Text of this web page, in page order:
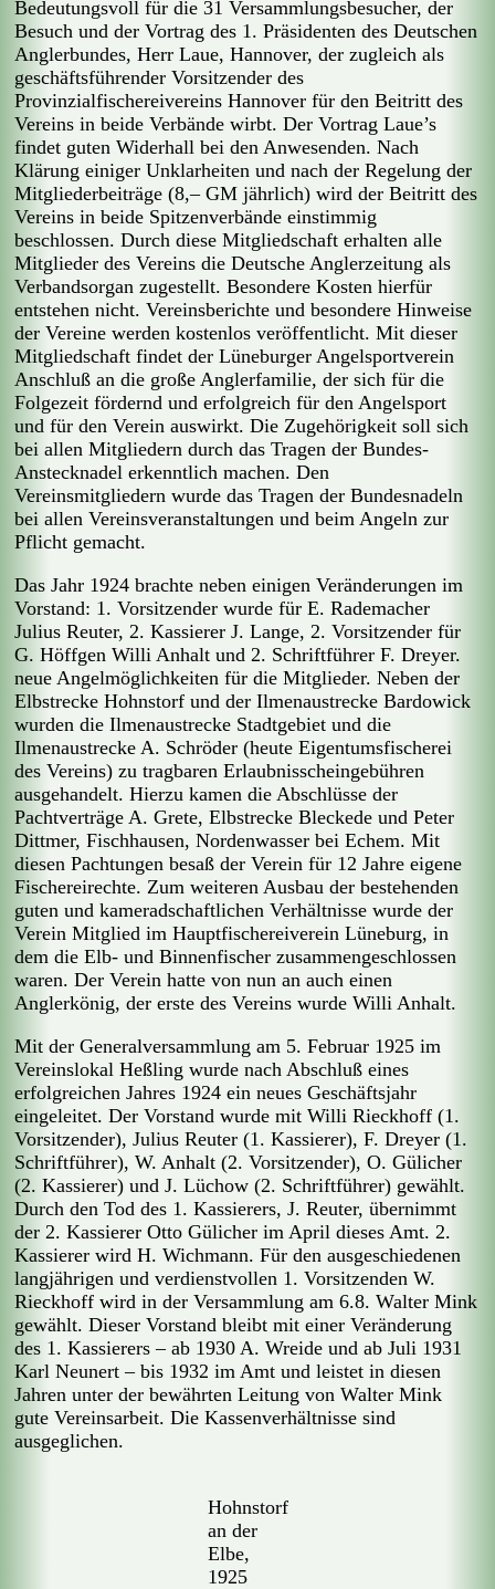
Bedeutungsvoll für die 31 Versammlungsbesucher, der
Besuch und der Vortrag des 1. Präsidenten des Deutschen
Anglerbundes, Herr Laue, Hannover, der zugleich als
geschäftsführender Vorsitzender des
Provinzialfischereivereins Hannover für den Beitritt des
Vereins in beide Verbände wirbt. Der Vortrag Laue’s
findet guten Widerhall bei den Anwesenden. Nach
Klärung einiger Unklarheiten und nach der Regelung der
Mitgliederbeiträge (8,– GM jährlich) wird der Beitritt des
Vereins in beide Spitzenverbände einstimmig
beschlossen. Durch diese Mitgliedschaft erhalten alle
Mitglieder des Vereins die Deutsche Anglerzeitung als
Verbandsorgan zugestellt. Besondere Kosten hierfür
entstehen nicht. Vereinsberichte und besondere Hinweise
der Vereine werden kostenlos veröffentlicht. Mit dieser
Mitgliedschaft findet der Lüneburger Angelsportverein
Anschluß an die große Anglerfamilie, der sich für die
Folgezeit fördernd und erfolgreich für den Angelsport
und für den Verein auswirkt. Die Zugehörigkeit soll sich
bei allen Mitgliedern durch das Tragen der Bundes-
Anstecknadel erkenntlich machen. Den
Vereinsmitgliedern wurde das Tragen der Bundesnadeln
bei allen Vereinsveranstaltungen und beim Angeln zur
Pflicht gemacht.
Das Jahr 1924 brachte neben einigen Veränderungen im
Vorstand: 1. Vorsitzender wurde für E. Rademacher
Julius Reuter, 2. Kassierer J. Lange, 2. Vorsitzender für
G. Höffgen Willi Anhalt und 2. Schriftführer F. Dreyer.
neue Angelmöglichkeiten für die Mitglieder. Neben der
Elbstrecke Hohnstorf und der Ilmenaustrecke Bardowick
wurden die Ilmenaustrecke Stadtgebiet und die
Ilmenaustrecke A. Schröder (heute Eigentumsfischerei
des Vereins) zu tragbaren Erlaubnisscheingebühren
ausgehandelt. Hierzu kamen die Abschlüsse der
Pachtverträge A. Grete, Elbstrecke Bleckede und Peter
Dittmer, Fischhausen, Nordenwasser bei Echem. Mit
diesen Pachtungen besaß der Verein für 12 Jahre eigene
Fischereirechte. Zum weiteren Ausbau der bestehenden
guten und kameradschaftlichen Verhältnisse wurde der
Verein Mitglied im Hauptfischereiverein Lüneburg, in
dem die Elb- und Binnenfischer zusammengeschlossen
waren. Der Verein hatte von nun an auch einen
Anglerkönig, der erste des Vereins wurde Willi Anhalt.
Mit der Generalversammlung am 5. Februar 1925 im
Vereinslokal Heßling wurde nach Abschluß eines
erfolgreichen Jahres 1924 ein neues Geschäftsjahr
eingeleitet. Der Vorstand wurde mit Willi Rieckhoff (1.
Vorsitzender), Julius Reuter (1. Kassierer), F. Dreyer (1.
Schriftführer), W. Anhalt (2. Vorsitzender), O. Gülicher
(2. Kassierer) und J. Lüchow (2. Schriftführer) gewählt.
Durch den Tod des 1. Kassierers, J. Reuter, übernimmt
der 2. Kassierer Otto Gülicher im April dieses Amt. 2.
Kassierer wird H. Wichmann. Für den ausgeschiedenen
langjährigen und verdienstvollen 1. Vorsitzenden W.
Rieckhoff wird in der Versammlung am 6.8. Walter Mink
gewählt. Dieser Vorstand bleibt mit einer Veränderung
des 1. Kassierers – ab 1930 A. Wreide und ab Juli 1931
Karl Neunert – bis 1932 im Amt und leistet in diesen
Jahren unter der bewährten Leitung von Walter Mink
gute Vereinsarbeit. Die Kassenverhältnisse sind
ausgeglichen.
Hohnstorf
an der
Elbe,
1925